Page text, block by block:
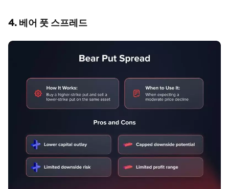
4. 베어 풋 스프레드